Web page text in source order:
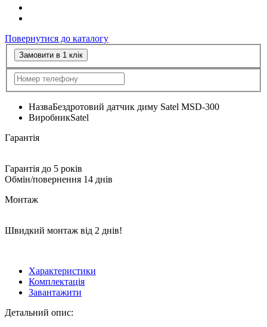
Повернутися до каталогу
Замовити в 1 клік
НазваБездротовий датчик диму Satel MSD-300
ВиробникSatel
Гарантія
Гарантія до 5 років
Обмін/повернення 14 днів
Монтаж
Швидкий монтаж від 2 днів!
Характеристики
Комплектація
Завантажити
Детальний опис: